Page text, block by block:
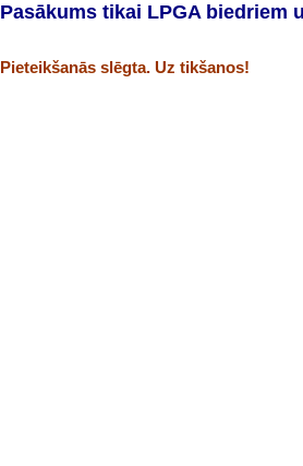
Pasākums tikai LPGA biedriem
Pieteikšanās slēgta. Uz tikšanos!